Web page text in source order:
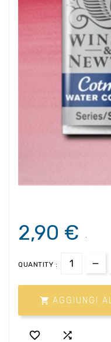
2,90 € .
QUANTITY :
 AGGIUNGI
 